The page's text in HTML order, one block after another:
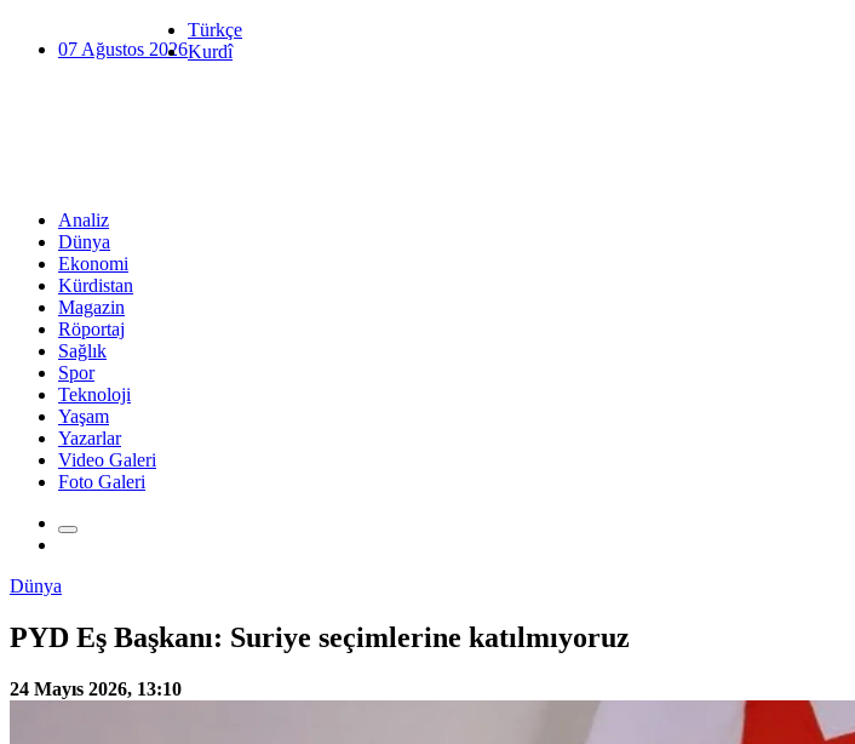
07 Ağustos 2026
Türkçe
Kurdî
Analiz
Dünya
Ekonomi
Kürdistan
Magazin
Röportaj
Sağlık
Spor
Teknoloji
Yaşam
Yazarlar
Video Galeri
Foto Galeri
Dünya
PYD Eş Başkanı: Suriye seçimlerine katılmıyoruz
24 Mayıs 2026, 13:10